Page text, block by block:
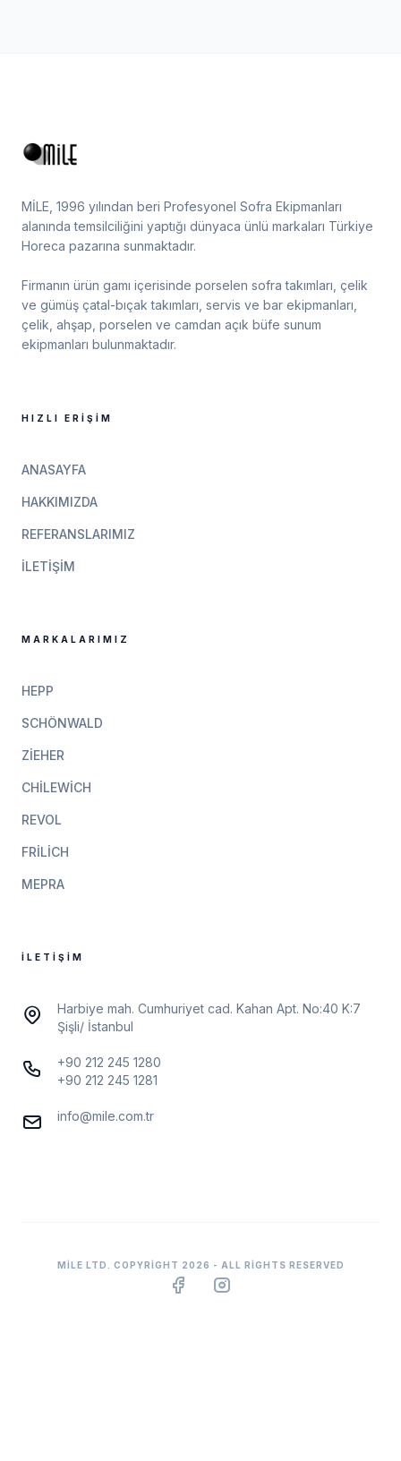
MİLE, 1996 yılından beri Profesyonel Sofra Ekipmanları
alanında temsilciliğini yaptığı dünyaca ünlü markaları Türkiye
Horeca pazarına sunmaktadır.
Firmanın ürün gamı içerisinde porselen sofra takımları, çelik
ve gümüş çatal-bıçak takımları, servis ve bar ekipmanları,
çelik, ahşap, porselen ve camdan açık büfe sunum
ekipmanları bulunmaktadır.
HIZLI ERIŞIM
ANASAYFA
HAKKIMIZDA
REFERANSLARIMIZ
İLETIŞIM
MARKALARIMIZ
HEPP
SCHÖNWALD
ZIEHER
CHILEWICH
REVOL
FRILICH
MEPRA
İLETIŞIM
Harbiye mah. Cumhuriyet cad. Kahan Apt. No:40 K:7
Şişli/ İstanbul
+90 212 245 1280
+90 212 245 1281
info@mile.com.tr
MILE LTD. COPYRIGHT 2026 - ALL RIGHTS RESERVED